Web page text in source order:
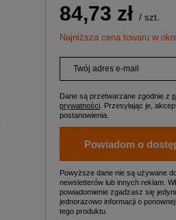
84,73 zł / szt.
Najniższa cena towaru w
Twój adres e-mail
Dane są przetwarzane zgodnie z
prywatności . Przesyłając je,
postanowienia.
Powiadom o
Powyższe dane nie są używane
newsletterów lub innych reklam.
powiadomienie zgadzasz się
jednorazowo informacji o
tego produktu.